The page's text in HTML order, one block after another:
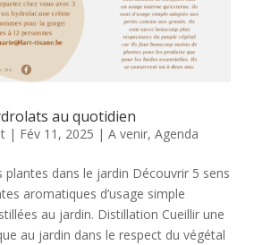
au quotidien
| Fév 11, 2025 | A venir, Agenda
plantes dans le jardin Découvrir 5 sens
aromatiques d’usage simple
au jardin. Distillation Cueillir une
au jardin dans le respect du végétal